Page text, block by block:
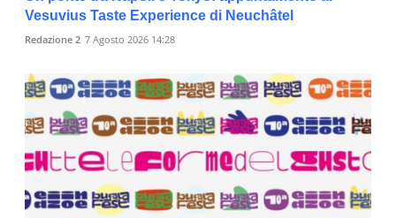
Vesuvius Taste Experience di Neuchâtel
Redazione 2 7 Agosto 2026 14:28